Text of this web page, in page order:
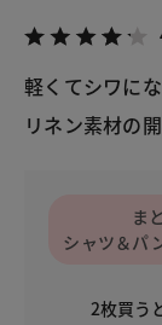
軽くてシワに
リネン素材の
ま
シャツ＆パ
2枚買う